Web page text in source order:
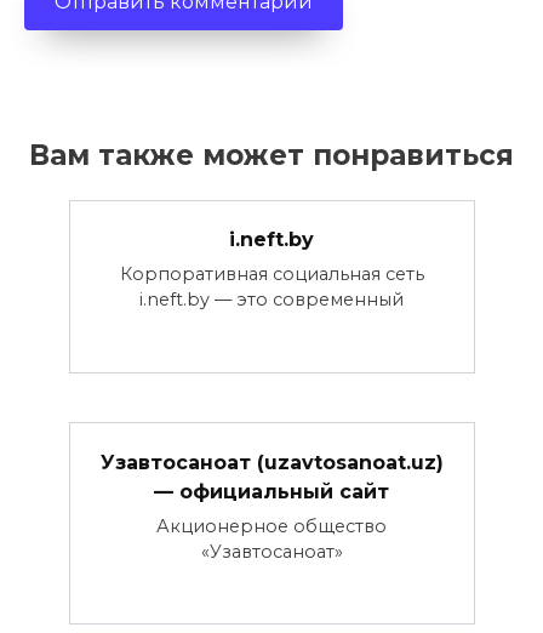
Вам также может понравиться
i.neft.by
Корпоративная социальная сеть
i.neft.by — это современный
Узавтосаноат (uzavtosanoat.uz)
— официальный сайт
Акционерное общество
«Узавтосаноат»